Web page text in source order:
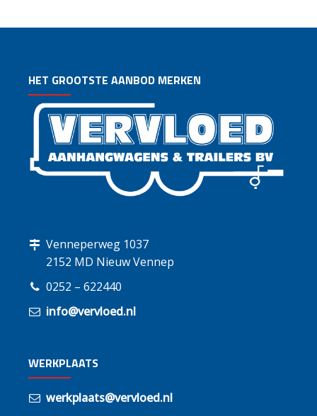
HET GROOTSTE AANBOD MERKEN
Venneperweg 1037
2152 MD Nieuw Vennep
0252 – 622440
info@vervloed.nl
WERKPLAATS
werkplaats@vervloed.nl